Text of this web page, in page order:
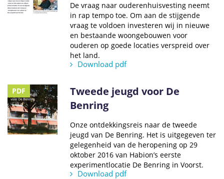
De vraag naar ouderenhuisvesting neemt
in rap tempo toe. Om aan de stijgende
vraag te voldoen investeren wij in nieuwe
en bestaande woongebouwen voor
ouderen op goede locaties verspreid over
het land.
Download pdf
PDF
Tweede jeugd voor De
Benring
Onze ontdekkingsreis naar de tweede
jeugd van De Benring. Het is uitgegeven ter
gelegenheid van de heropening op 29
oktober 2016 van Habion’s eerste
experimentlocatie De Benring in Voorst.
Download pdf